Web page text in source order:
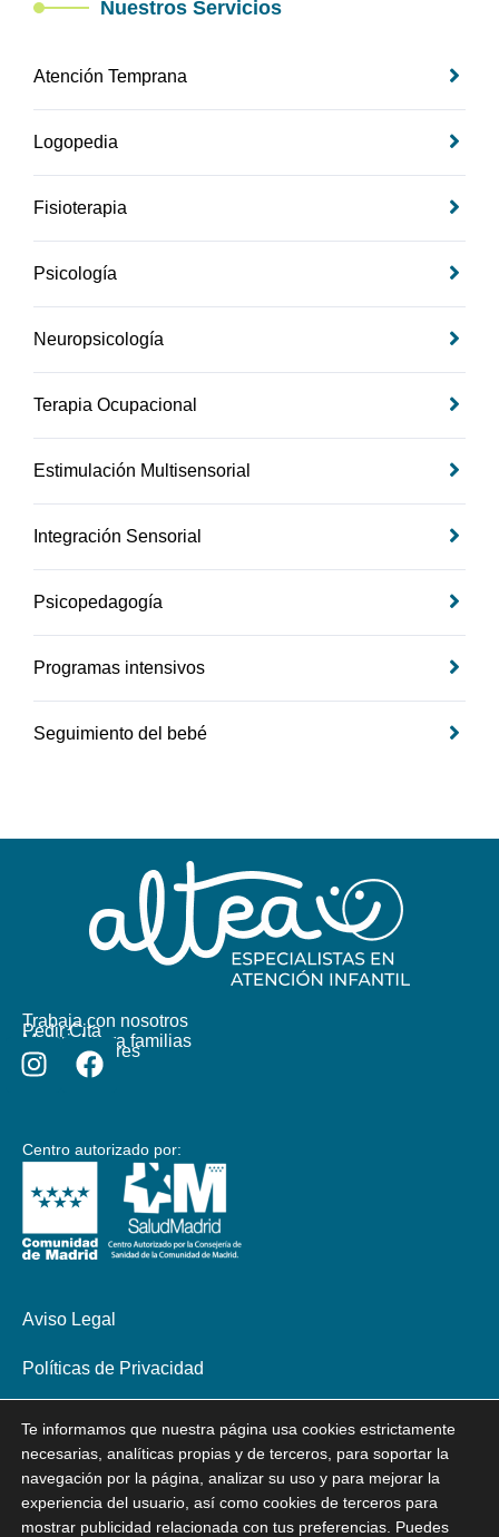
Nuestros Servicios
Atención Temprana
Logopedia
Fisioterapia
Psicología
Neuropsicología
Terapia Ocupacional
Estimulación Multisensorial
Integración Sensorial
Psicopedagogía
Programas intensivos
Seguimiento del bebé
Trabaja con nosotros
Pedir Cita
Material para familias
Colaboradores
Centro autorizado por:
Aviso Legal
Políticas de Privacidad
Declaración de Accesibilidad
Te informamos que nuestra página usa cookies estrictamente
necesarias, analíticas propias y de terceros, para soportar la
navegación por la página, analizar su uso y para mejorar la
experiencia del usuario, así como cookies de terceros para
mostrar publicidad relacionada con tus preferencias. Puedes